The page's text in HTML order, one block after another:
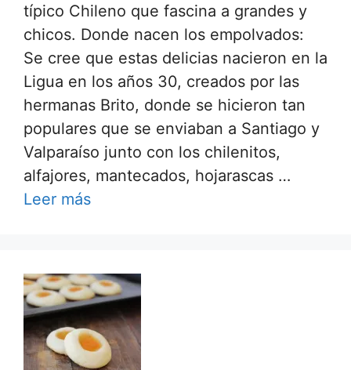
típico Chileno que fascina a grandes y
chicos. Donde nacen los empolvados:
Se cree que estas delicias nacieron en la
Ligua en los años 30, creados por las
hermanas Brito, donde se hicieron tan
populares que se enviaban a Santiago y
Valparaíso junto con los chilenitos,
alfajores, mantecados, hojarascas …
Leer más